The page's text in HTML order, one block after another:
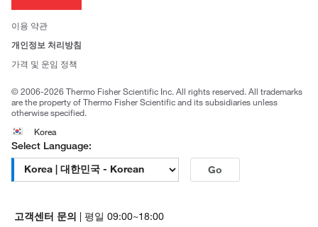
사회적 책임
브랜드
이용 약관
개인정보 처리방침
가격 및 운임 정책
© 2006-2026 Thermo Fisher Scientific Inc. All rights reserved. All trademarks
are the property of Thermo Fisher Scientific and its subsidiaries unless
otherwise specified.
Korea
Select Language:
Go
고객센터 문의 | 평일 09:00~18:00